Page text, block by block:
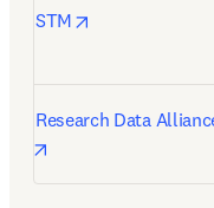
STM opens in new
Research Data